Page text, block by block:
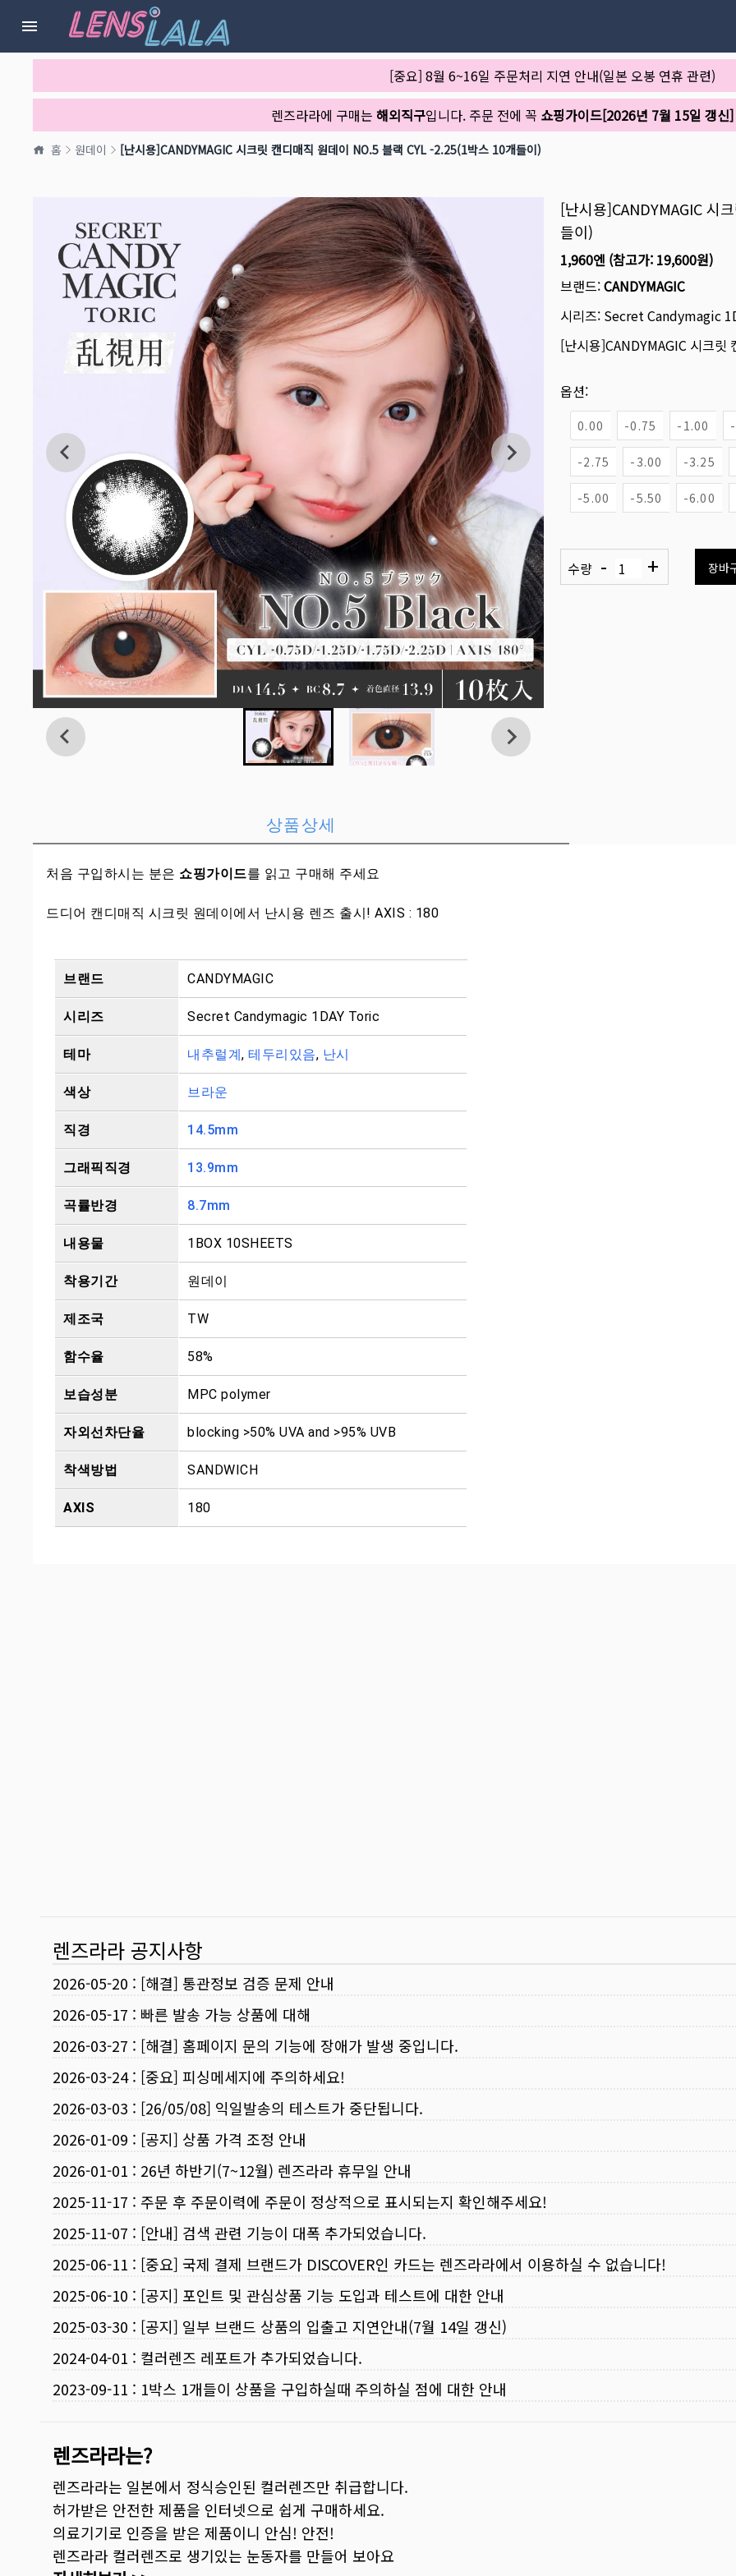
[중요] 8월 6~16일 주문처리 지연 안내(일본 오봉 연휴 관련)
렌즈라라에 구매는 해외직구입니다. 주문 전에 꼭 쇼핑가이드[2026년 7월 15일 갱신]
홈 원데이 [난시용]CANDYMAGIC 시크릿 캔디매직 원데이 NO.5 블랙 CYL -2.25(1박스 10개들이)
[난시용]CANDYMAGIC 시
들이)
1,960엔 (참고가: 19,600원)
브랜드:CANDYMAGIC
시리즈: Secret Candymagic
[난시용]CANDYMAGIC 시크
옵션:
0.00 -0.75 -1.00
-2.75 -3.00 -3.25
-5.00 -5.50 -6.00
수량 - + 장바
상품상세
처음 구입하시는 분은 쇼핑가이드를 읽고 구매해 주세요
드디어 캔디매직 시크릿 원데이에서 난시용 렌즈 출시! AXIS : 180
브랜드 CANDYMAGIC
시리즈 Secret Candymagic 1DAY Toric
테마 내추럴계, 테두리있음, 난시
색상 브라운
직경 14.5mm
그래픽직경 13.9mm
곡률반경 8.7mm
내용물 1BOX 10SHEETS
착용기간 원데이
제조국 TW
함수율 58%
보습성분 MPC polymer
자외선차단율 blocking >50% UVA and >95% UVB
착색방법 SANDWICH
AXIS 180
렌즈라라 공지사항
2026-05-20 : [해결] 통관정보 검증 문제 안내
2026-05-17 : 빠른 발송 가능 상품에 대해
2026-03-27 : [해결] 홈페이지 문의 기능에 장애가 발생 중입니다.
2026-03-24: [중요] 피싱메세지에 주의하세요!
2026-03-03 : [26/05/08] 익일발송의 테스트가 중단됩니다.
2026-01-09 : [공지] 상품 가격 조정 안내
2026-01-01 : 26년 하반기(7~12월) 렌즈라라 휴무일 안내
2025-11-17 : 주문 후 주문이력에 주문이 정상적으로 표시되는지 확인해주세요!
2025-11-07 : [안내] 검색 관련 기능이 대폭 추가되었습니다.
2025-06-11 : [중요] 국제 결제 브랜드가 DISCOVER인 카드는 렌즈라라에서 이용하실 수 없습니다!
2025-06-10 : [공지] 포인트 및 관심상품 기능 도입과 테스트에 대한 안내
2025-03-30 : [공지] 일부 브랜드 상품의 입출고 지연안내(7월 14일 갱신)
2024-04-01 : 컬러렌즈 레포트가 추가되었습니다.
2023-09-11 : 1박스 1개들이 상품을 구입하실때 주의하실 점에 대한 안내
렌즈라라는?
렌즈라라는 일본에서 정식승인된 컬러렌즈만 취급합니다.
허가받은 안전한 제품을 인터넷으로 쉽게 구매하세요.
의료기기로 인증을 받은 제품이니 안심! 안전!
렌즈라라 컬러렌즈로 생기있는 눈동자를 만들어 보아요